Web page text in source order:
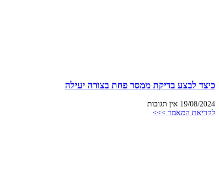
כיצד לבצע בדיקת ממסר פחת בצורה יעילה
19/08/2024 אין תגובות
לקריאת המאמר >>>